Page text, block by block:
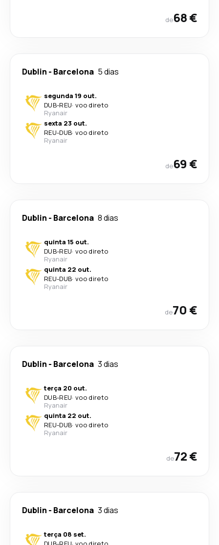
de68 €
Dublin - Barcelona 5 dias
segunda 19 out.
DUB-REU· voo direto
Ryanair
sexta 23 out.
REU-DUB· voo direto
Ryanair
de69 €
Dublin - Barcelona 8 dias
quinta 15 out.
DUB-REU· voo direto
Ryanair
quinta 22 out.
REU-DUB· voo direto
Ryanair
de70 €
Dublin - Barcelona 3 dias
terça 20 out.
DUB-REU· voo direto
Ryanair
quinta 22 out.
REU-DUB· voo direto
Ryanair
de72 €
Dublin - Barcelona 3 dias
terça 08 set.